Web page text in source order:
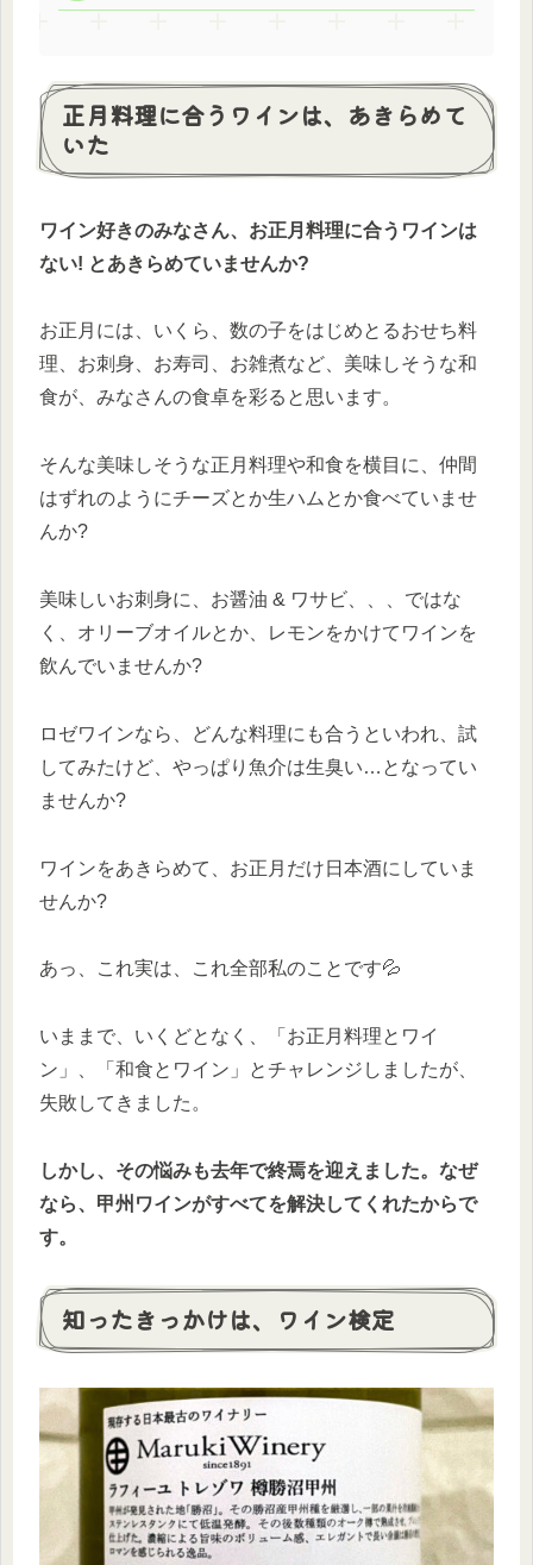
正月料理に合うワインは、あきらめて
いた
ワイン好きのみなさん、お正月料理に合うワインは
ない! とあきらめていませんか?
お正月には、いくら、数の子をはじめとるおせち料
理、お刺身、お寿司、お雑煮など、美味しそうな和
食が、みなさんの食卓を彩ると思います。
そんな美味しそうな正月料理や和食を横目に、仲間
はずれのようにチーズとか生ハムとか食べていませ
んか?
美味しいお刺身に、お醤油 & ワサビ、、、ではな
く、オリーブオイルとか、レモンをかけてワインを
飲んでいませんか?
ロゼワインなら、どんな料理にも合うといわれ、試
してみたけど、やっぱり魚介は生臭い…となってい
ませんか?
ワインをあきらめて、お正月だけ日本酒にしていま
せんか?
あっ、これ実は、これ全部私のことです💦
いままで、いくどとなく、「お正月料理とワイ
ン」、「和食とワイン」とチャレンジしましたが、
失敗してきました。
しかし、その悩みも去年で終焉を迎えました。なぜ
なら、甲州ワインがすべてを解決してくれたからで
す。
知ったきっかけは、ワイン検定